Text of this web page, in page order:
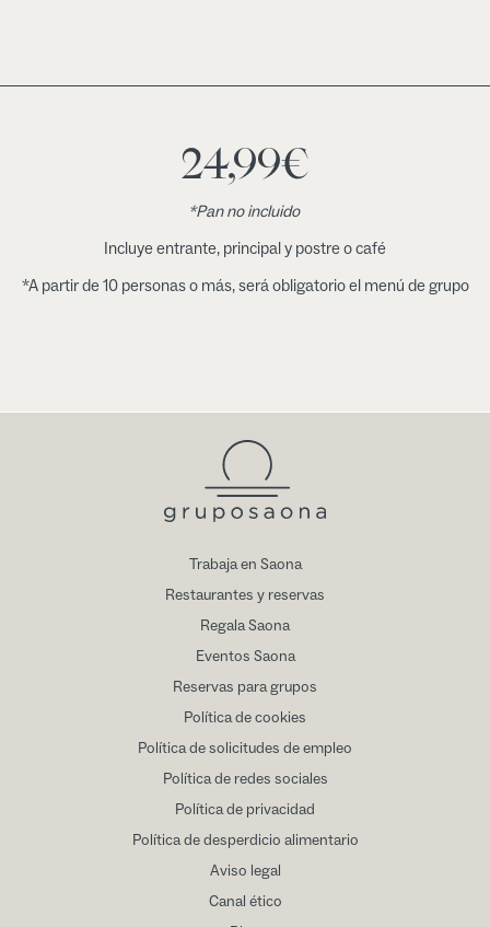
24,99€
*Pan no incluido
Incluye entrante, principal y postre o café
*A partir de 10 personas o más, será obligatorio el menú de grupo
Trabaja en Saona
Restaurantes y reservas
Regala Saona
Eventos Saona
Reservas para grupos
Política de cookies
Política de solicitudes de empleo
Política de redes sociales
Política de privacidad
Política de desperdicio alimentario
Aviso legal
Canal ético